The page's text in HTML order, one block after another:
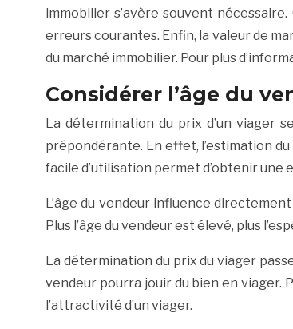
immobilier s’avère souvent
erreurs courantes. Enfin, la valeur de
du marché immobilier. Pour plus
Considérer l’âge du
La détermination du prix d’un viager
prépondérante. En effet, l’estimation
facile d’utilisation permet d’obtenir une
L’âge du vendeur influence
Plus l’âge du vendeur est élevé, plus
La détermination du prix du viager
vendeur pourra jouir du bien en viager.
l’attractivité d’un viager.